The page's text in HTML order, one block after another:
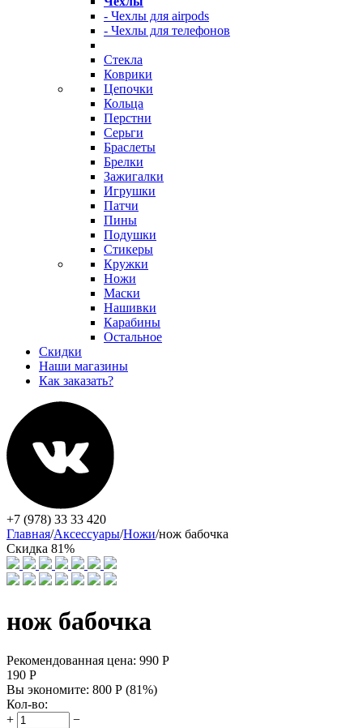
- Чехлы для airpods
- Чехлы для телефонов
Стекла
Коврики
Цепочки
Кольца
Перстни
Серьги
Браслеты
Брелки
Зажигалки
Игрушки
Патчи
Пины
Подушки
Стикеры
Кружки
Ножи
Маски
Нашивки
Карабины
Остальное
Скидки
Наши магазины
Как заказать?
+7 (978) 33 33 420
Главная/Аксессуары/Ножи/нож бабочка
Скидка 81%
нож бабочка
Рекомендованная цена: 990 Р
190 Р
Вы экономите: 800 Р (81%)
Кол-во:
+
−